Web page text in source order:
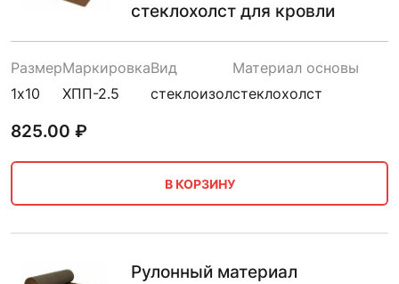
стеклохолст для кровли
Размер
1х10
Маркировка
ХПП-2.5
Вид
стеклоизол
Материал основы
стеклохолст
825.00 ₽
В КОРЗИНУ
Рулонный материал